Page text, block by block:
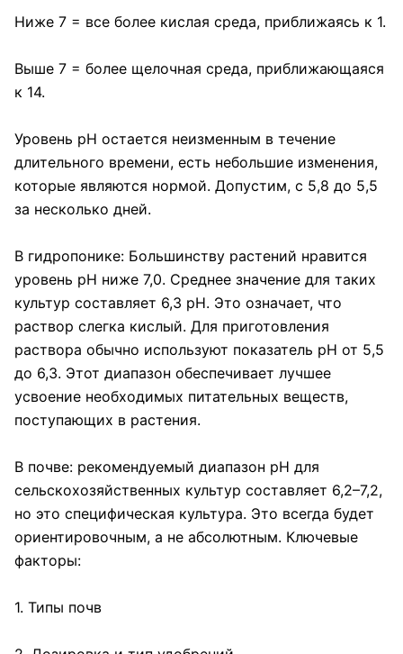
Ниже 7 = все более кислая среда, приближаясь к 1.
Выше 7 = более щелочная среда, приближающаяся
к 14.
Уровень pH остается неизменным в течение
длительного времени, есть небольшие изменения,
которые являются нормой. Допустим, с 5,8 до 5,5
за несколько дней.
В гидропонике: Большинству растений нравится
уровень pH ниже 7,0. Среднее значение для таких
культур составляет 6,3 pH. Это означает, что
раствор слегка кислый. Для приготовления
раствора обычно используют показатель pH от 5,5
до 6,3. Этот диапазон обеспечивает лучшее
усвоение необходимых питательных веществ,
поступающих в растения.
В почве: рекомендуемый диапазон pH для
сельскохозяйственных культур составляет 6,2–7,2,
но это специфическая культура. Это всегда будет
ориентировочным, а не абсолютным. Ключевые
факторы:
1. Типы почв